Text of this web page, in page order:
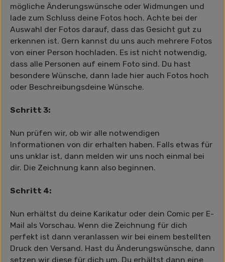
mögliche Änderungswünsche oder Widmungen und
lade zum Schluss deine Fotos hoch. Achte bei der
Auswahl der Fotos darauf, dass das Gesicht gut zu
erkennen ist. Gern kannst du uns auch mehrere Fotos
von einer Person hochladen. Es ist nicht notwendig,
dass alle Personen auf einem Foto sind. Du hast
besondere Wünsche, dann lade hier auch Fotos hoch
oder Beschreibungsdeine Wünsche.
Schritt 3:
Nun prüfen wir, ob wir alle notwendigen
Informationen von dir erhalten haben. Falls etwas für
uns unklar ist, dann melden wir uns noch einmal bei
dir. Die Zeichnung kann also beginnen.
Schritt 4:
Nun erhältst du deine Karikatur oder dein Comic per E-
Mail als Vorschau. Wenn die Zeichnung für dich
perfekt ist dann veranlassen wir bei einem bestellten
Druck den Versand. Hast du Änderungswünsche, dann
setzen wir diese für dich um. Du erhältst dann eine